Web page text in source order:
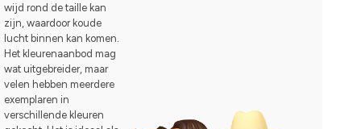
wijd rond de taille kan
zijn, waardoor koude
lucht binnen kan komen.
Het kleurenaanbod mag
wat uitgebreider, maar
velen hebben meerdere
exemplaren in
verschillende kleuren